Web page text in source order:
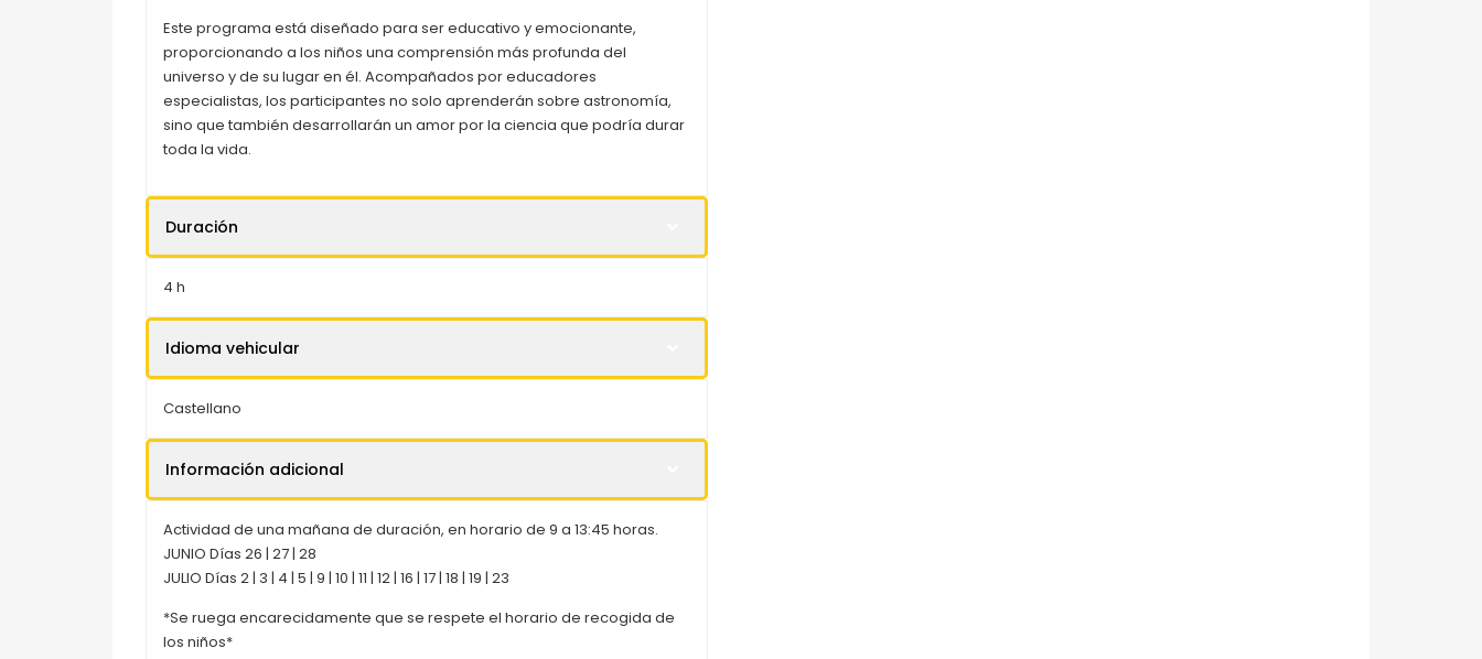
Este programa está diseñado para ser educativo y emocionante,
proporcionando a los niños una comprensión más profunda del
universo y de su lugar en él. Acompañados por educadores
especialistas, los participantes no solo aprenderán sobre astronomía,
sino que también desarrollarán un amor por la ciencia que podría durar
toda la vida.
Duración
4 h
Idioma vehicular
Castellano
Información adicional
Actividad de una mañana de duración, en horario de 9 a 13:45 horas.
JUNIO Días 26 | 27 | 28
JULIO Días 2 | 3 | 4 | 5 | 9 | 10 | 11 | 12 | 16 | 17 | 18 | 19 | 23
*Se ruega encarecidamente que se respete el horario de recogida de
los niños*